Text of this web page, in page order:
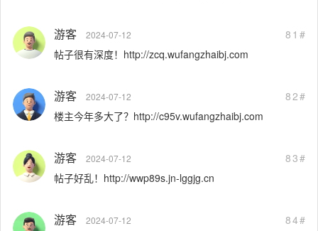
游客 2024-07-12
81#
帖子很有深度！http://zcq.wufangzhaibj.com
游客 2024-07-12
82#
楼主今年多大了？http://c95v.wufangzhaibj.com
游客 2024-07-12
83#
帖子好乱！http://wwp89s.jn-lggjg.cn
游客 2024-07-12
84#